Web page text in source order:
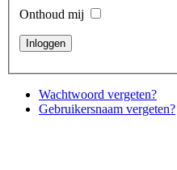
Onthoud mij
Wachtwoord vergeten?
Gebruikersnaam vergeten?